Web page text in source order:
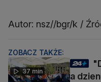
Autor: nsz//bgr/k /
ZOBACZ TAKŻE:
37 min
a